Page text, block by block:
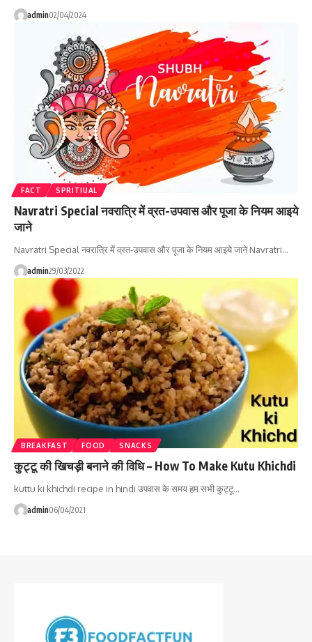
admin02/04/2024
FACT SPRITIUAL
Navratri Special नवरात्रि में व्रत-उपवास और पूजा के नियम आइये
जाने
Navratri Special नवरात्रि में व्रत-उपवास और पूजा के नियम आइये जाने Navratri…
admin29/03/2022
BREAKFAST FOOD SNACKS
कुट्टू की खिचड़ी बनाने की विधि – How To Make Kutu Khichdi
kuttu ki khichdi recipe in hindi उपवास के समय हम सभी कुट्टू…
admin06/04/2021